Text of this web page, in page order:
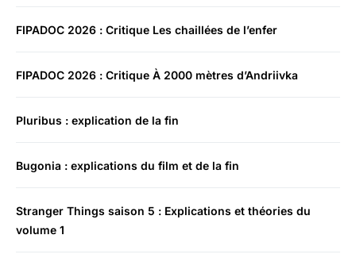
FIPADOC 2026 : Critique Les chaillées de l’enfer
FIPADOC 2026 : Critique À 2000 mètres d’Andriivka
Pluribus : explication de la fin
Bugonia : explications du film et de la fin
Stranger Things saison 5 : Explications et théories du
volume 1